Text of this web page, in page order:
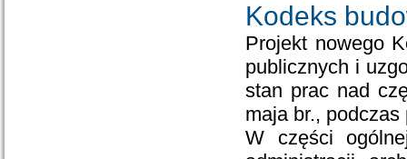
Kodeks
Projekt nowego
publicznych i
stan prac nad
maja br.,
W części